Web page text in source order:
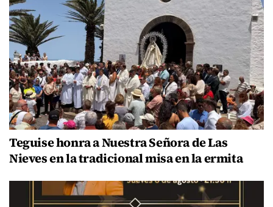
Teguise honra a Nuestra Señora de Las
Nieves en la tradicional misa en la ermita